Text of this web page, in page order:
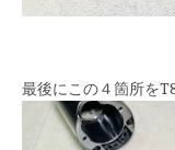
最後にこの４箇所を